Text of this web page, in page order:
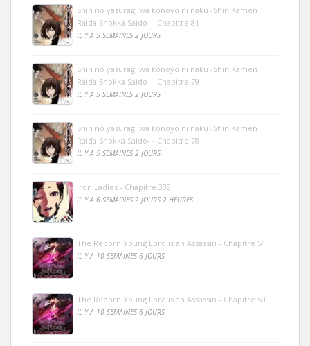
Shin no yasuragi wa konoyo ni naku -Shin Kamen
Raida Shokka Saido- - Chapitre 81
IL Y A 5 SEMAINES 2 JOURS
Shin no yasuragi wa konoyo ni naku -Shin Kamen
Raida Shokka Saido- - Chapitre 79
IL Y A 5 SEMAINES 2 JOURS
Shin no yasuragi wa konoyo ni naku -Shin Kamen
Raida Shokka Saido- - Chapitre 78
IL Y A 5 SEMAINES 2 JOURS
Iron Ladies - Chapitre 338
IL Y A 6 SEMAINES 2 JOURS 2 HEURES
The Reborn Young Lord is an Assassin - Chapitre 51
IL Y A 10 SEMAINES 6 JOURS
The Reborn Young Lord is an Assassin - Chapitre 50
IL Y A 10 SEMAINES 6 JOURS